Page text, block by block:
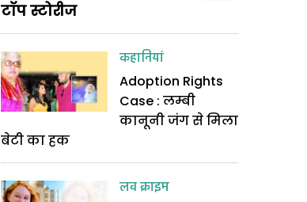
टॉप स्टोरीज
कहानियां
Adoption Rights
Case : लम्बी
कानूनी जंग से मिला
बेटी का हक
लव क्राइम